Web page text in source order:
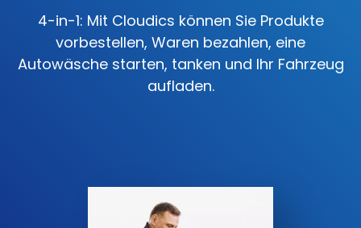
4-in-1: Mit Cloudics können Sie Produkte
vorbestellen, Waren bezahlen, eine
Autowäsche starten, tanken und Ihr Fahrzeug
aufladen.